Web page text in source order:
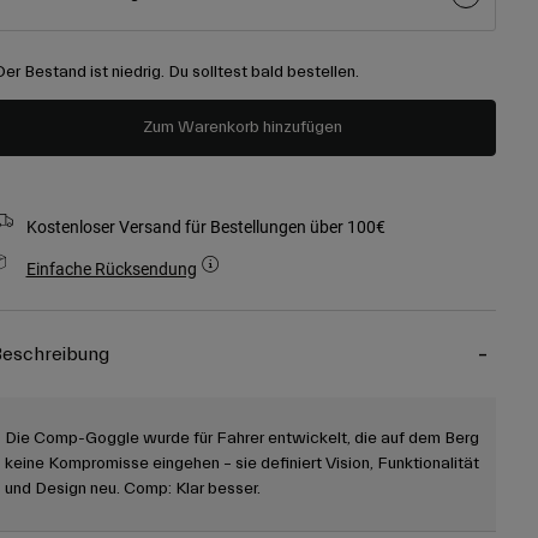
Bestand ist niedrig. Du solltest bald bestellen.
Zum Warenkorb hinzufügen
Kostenloser Versand für Bestellungen über 100€
Einfache Rücksendung
Die Comp-Goggle wurde für Fahrer entwickelt, die auf dem Berg
keine Kompromisse eingehen – sie definiert Vision, Funktionalität
und Design neu. Comp: Klar besser.